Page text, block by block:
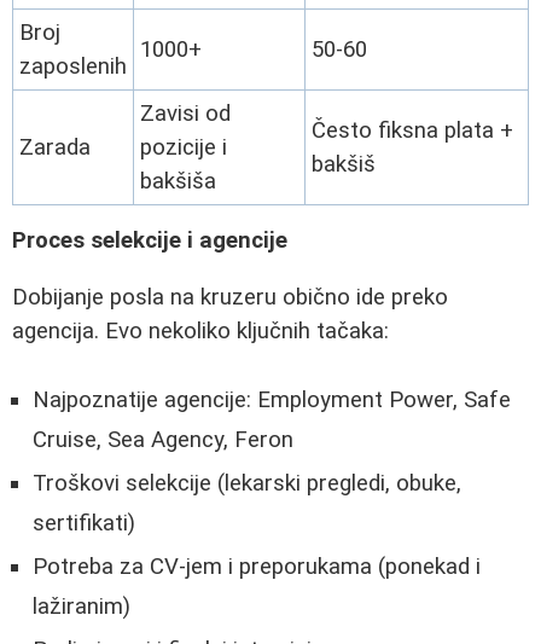
Broj
zaposlenih
1000+ 50-60
Zarada
Zavisi od
pozicije i
bakšiša
Često fiksna plata +
bakšiš
Proces selekcije i agencije
Dobijanje posla na kruzeru obično ide preko
agencija. Evo nekoliko ključnih tačaka:
Najpoznatije agencije: Employment Power, Safe
Cruise, Sea Agency, Feron
Troškovi selekcije (lekarski pregledi, obuke,
sertifikati)
Potreba za CV-jem i preporukama (ponekad i
lažiranim)